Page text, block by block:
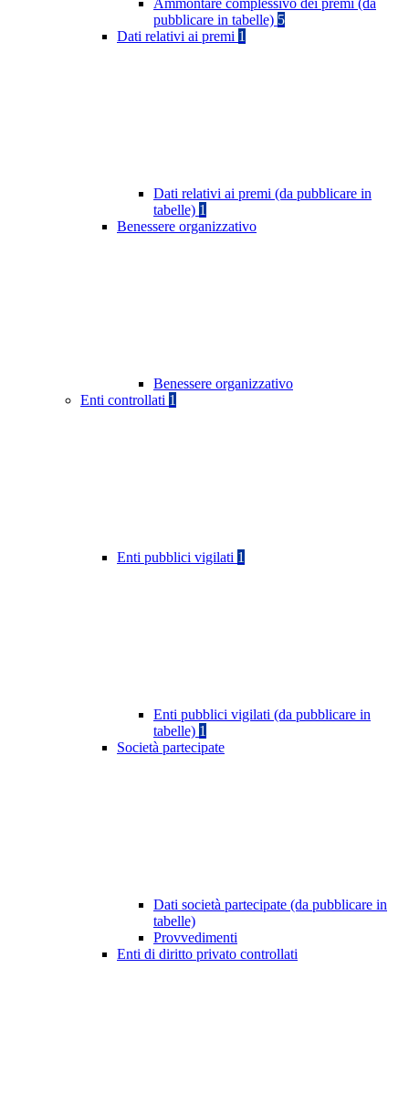
Ammontare complessivo dei premi (da
pubblicare in tabelle) 5
Dati relativi ai premi 1
Dati relativi ai premi (da pubblicare in
tabelle) 1
Benessere organizzativo
Benessere organizzativo
Enti controllati 1
Enti pubblici vigilati 1
Enti pubblici vigilati (da pubblicare in
tabelle) 1
Società partecipate
Dati società partecipate (da pubblicare in
tabelle)
Provvedimenti
Enti di diritto privato controllati